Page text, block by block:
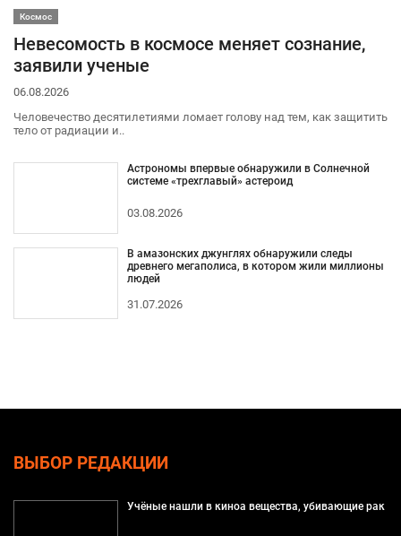
Космос
Невесомость в космосе меняет сознание,
заявили ученые
06.08.2026
Человечество десятилетиями ломает голову над тем, как защитить
тело от радиации и..
Астрономы впервые обнаружили в Солнечной
системе «трехглавый» астероид
03.08.2026
В амазонских джунглях обнаружили следы
древнего мегаполиса, в котором жили миллионы
людей
31.07.2026
ВЫБОР РЕДАКЦИИ
Учёные нашли в киноа вещества, убивающие рак